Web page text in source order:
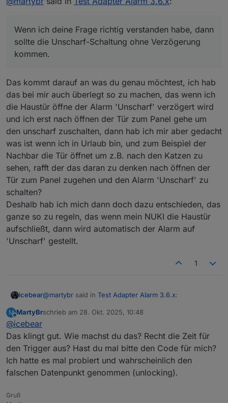
Alarm verzögert ein und habe dann 1 Minute Zeit das
Haus zu verlassen.
Wenn ich deine Frage richtig verstanden habe, dann
sollte die Unscharf-Schaltung ohne Verzögerung
kommen.
Das kommt darauf an was du genau möchtest, ich hab
das bei mir auch überlegt so zu machen, das wenn ich
die Haustür öffne der Alarm 'Unscharf' verzögert wird
und ich erst nach öffnen der Tür zum Panel gehe um
den unscharf zuschalten, dann hab ich mir aber gedacht
was ist wenn ich in Urlaub bin, und zum Beispiel der
Nachbar die Tür öffnet um z.B. nach den Katzen zu
sehen, rafft der das daran zu denken nach öffnen der
Tür zum Panel zugehen und den Alarm 'Unscharf' zu
schalten?
Deshalb hab ich mich dann doch dazu entschieden, das
ganze so zu regeln, das wenn mein NUKI die Haustür
aufschließt, dann wird automatisch der Alarm auf
'Unscharf' gestellt.
1
icebear@martybr said in Test Adapter Alarm 3.6.x:
dann sollte die Unscharf-Schaltung ohne
Verzögerung kommen.
Das kommt darauf an was du genau möchtest, ich hab
das bei mir auch überlegt so zu machen, das wenn ich
die Haustür öffne der Alarm 'Unscharf' verzögert wird
und ich erst nach öffnen der Tür zum Panel gehe um
den unscharf zuschalten, dann hab ich mir aber
M
Offline
MartyBrschrieb am 28. Okt. 2025, 10:48
zuletzt editiert von
@icebear
Das klingt gut. Wie machst du das? Recht die Zeit für
den Trigger aus? Hast du mal bitte den Code für mich?
Ich hatte es mal probiert und wahrscheinlich den
falschen Datenpunkt genommen (unlocking).
Gruß